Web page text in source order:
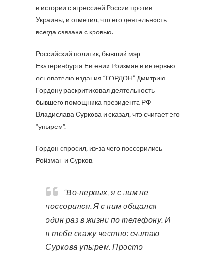
в истории с агрессией России против
Украины, и отметил, что его деятельность
всегда связана с кровью.
Российский политик, бывший мэр
Екатеринбурга Евгений Ройзман в интервью
основателю издания “ГОРДОН” Дмитрию
Гордону раскритиковал деятельность
бывшего помощника президента РФ
Владислава Суркова и сказал, что считает его
“упырем”.
Гордон спросил, из-за чего поссорились
Ройзман и Сурков.
“Во-первых, я с ним не
поссорился. Я с ним общался
один раз в жизни по телефону. И
я тебе скажу честно: считаю
Суркова упырем. Просто